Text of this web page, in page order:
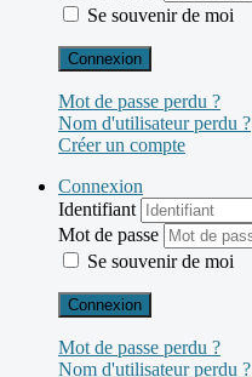
Se souvenir de moi
Connexion
Mot de passe perdu ?
Nom d'utilisateur perdu ?
Créer un compte
Connexion
Identifiant
Mot de passe
Se souvenir de moi
Connexion
Mot de passe perdu ?
Nom d'utilisateur perdu ?